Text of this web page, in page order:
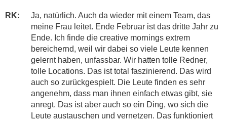
RK:
Ja, natürlich. Auch da wieder mit einem Team, das
meine Frau leitet. Ende Februar ist das dritte Jahr zu
Ende. Ich finde die creative mornings extrem
bereichernd, weil wir dabei so viele Leute kennen
gelernt haben, unfassbar. Wir hatten tolle Redner,
tolle Locations. Das ist total faszinierend. Das wird
auch so zurückgespielt. Die Leute finden es sehr
angenehm, dass man ihnen einfach etwas gibt, sie
anregt. Das ist aber auch so ein Ding, wo sich die
Leute austauschen und vernetzen. Das funktioniert